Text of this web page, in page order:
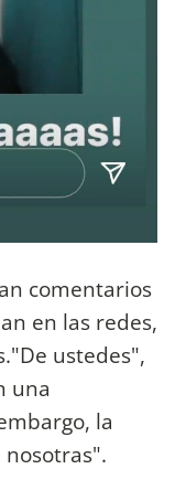
comentarios
en las redes,
ustedes",
una
la